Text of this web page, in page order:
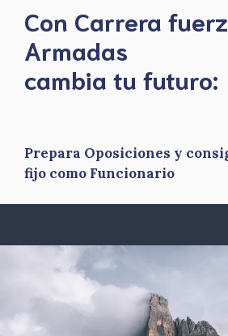
Con Carrera
Armadas
​cambia tu futuro:
Prepara Oposiciones y
fijo como Funcionario